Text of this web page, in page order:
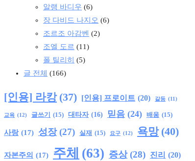
알랭 바디우 (6)
장 다비드 나지오 (6)
조르조 아감벤 (2)
조엘 도르 (11)
폴 틸리히 (5)
글 전체 (166)
[인용] 라캉 (37) [인용] 프로이트 (20) 갈등 (11)
교육 (12) 글쓰기 (15) 대타자 (16) 믿음 (24) 배움 (15)
사랑 (17) 성장 (27) 실재 (15) 요구 (12) 욕망 (40)
자본주의 (17) 주체 (63) 증상 (28) 진리 (20)